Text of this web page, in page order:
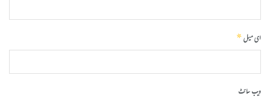
ای میل*
ویب‌ سائٹ